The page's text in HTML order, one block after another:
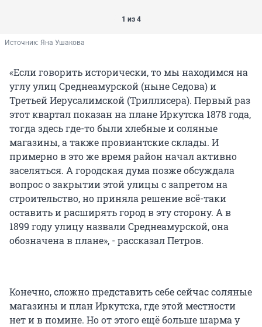
1 из 4
Источник: Яна Ушакова
«Если говорить исторически, то мы находимся на
углу улиц Среднеамурской (ныне Седова) и
Третьей Иерусалимской (Триллисера). Первый раз
этот квартал показан на плане Иркутска 1878 года,
тогда здесь где-то были хлебные и соляные
магазины, а также провиантские склады. И
примерно в это же время район начал активно
заселяться. А городская дума позже обсуждала
вопрос о закрытии этой улицы с запретом на
строительство, но приняла решение всё-таки
оставить и расширять город в эту сторону. А в
1899 году улицу назвали Среднеамурской, она
обозначена в плане», - рассказал Петров.
Конечно, сложно представить себе сейчас соляные
магазины и план Иркутска, где этой местности
нет и в помине. Но от этого ещё больше шарма у